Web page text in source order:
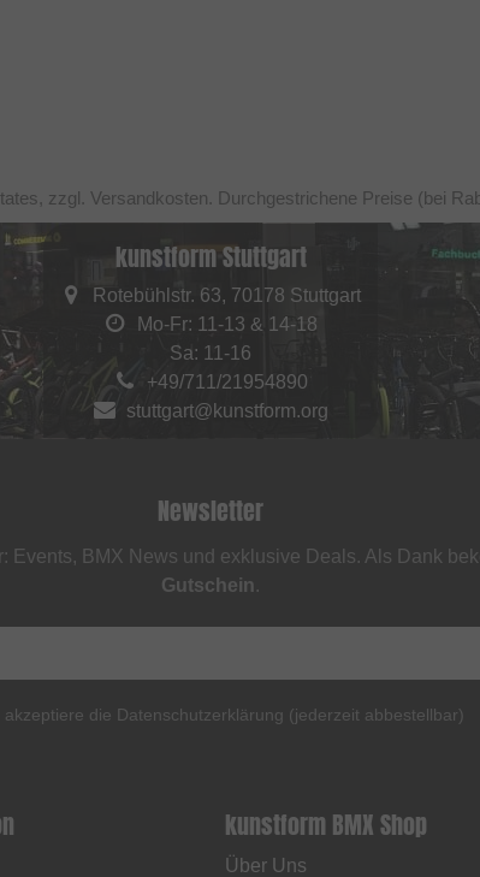
zzgl. Versandkosten. Durchgestrichene Preise (bei
kunstform Stuttgart
Rotebühlstr. 63, 70178 Stuttgart
Mo-Fr: 11-13 & 14-18
Sa: 11-16
+49/711/21954890
stuttgart@kunstform.org
Newsletter
Events, BMX News und exklusive Deals. Als Dank
Gutschein.
akzeptiere die Datenschutzerklärung (jederzeit abbestellbar)
kunstform BMX Shop
Über Uns